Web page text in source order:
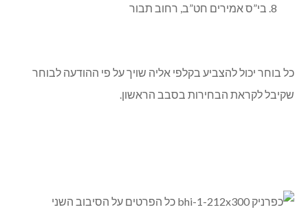
בי”ס אמירים חט”ב, רחוב תבור
כל בוחר יכול להצביע בקלפי אליה שויך על פי ההודעה לבוחר
שקיבל לקראת הבחירות בסבב הראשון.